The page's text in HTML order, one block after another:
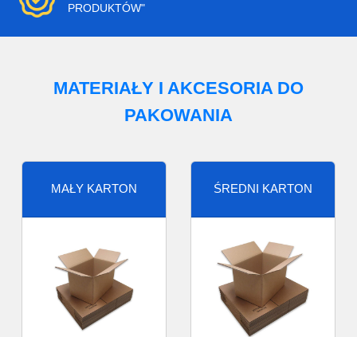
PRODUKTÓW"
MATERIAŁY I AKCESORIA DO
PAKOWANIA
MAŁY KARTON ŚREDNI KARTON